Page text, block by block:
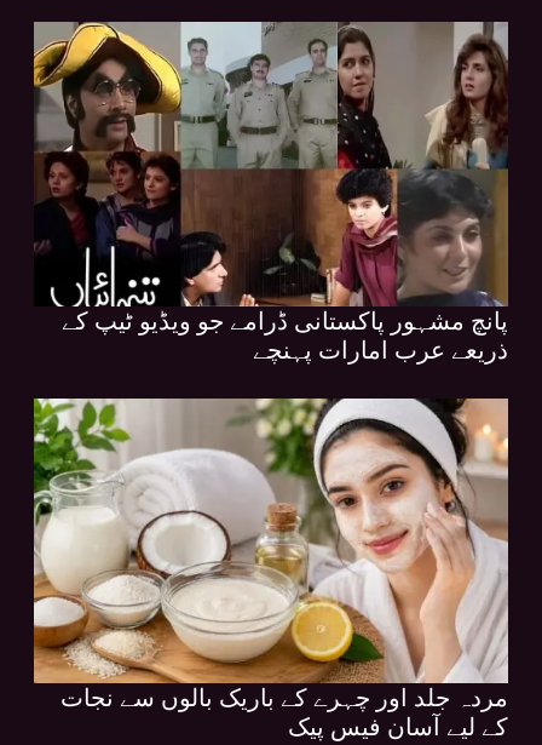
پانچ مشہور پاکستانی ڈرامے جو ویڈیو ٹیپ کے
ذریعے عرب امارات پہنچے
مردہ جلد اور چہرے کے باریک بالوں سے نجات
کے لیے آسان فیس پیک